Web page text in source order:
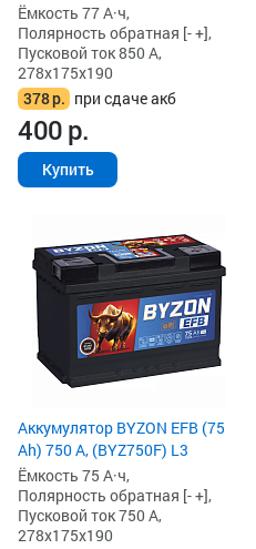
Ёмкость 77 А·ч,
Полярность обратная [- +],
Пусковой ток 850 А,
278x175x190
378р. при сдаче акб
400р.
Купить
Аккумулятор BYZON EFB (75
Ah) 750 А, (BYZ750F) L3
Ёмкость 75 А·ч,
Полярность обратная [- +],
Пусковой ток 750 А,
278x175x190